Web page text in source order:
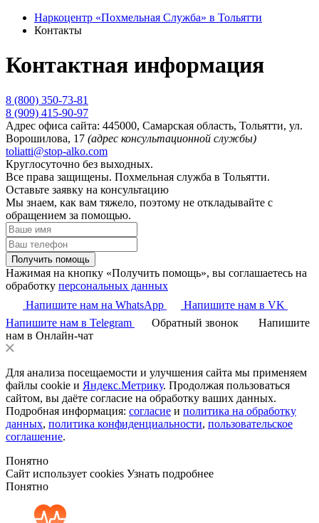
Наркоцентр «Похмельная Служба» в Тольятти
Контакты
Контактная информация
8 (800) 350-73-81
8 (909) 415-90-97
Адрес офиса сайта: 445000, Самарская область, Тольятти, ул.
Ворошилова, 17 (адрес консультационной службы)
toliatti@stop-alko.com
Круглосуточно без выходных.
Все права защищены. Похмельная служба в Тольятти.
Оставьте заявку на консультацию
Мы знаем, как вам тяжело, поэтому не откладывайте с
обращением за помощью.
Получить помощь
Нажимая на кнопку «Получить помощь», вы соглашаетесь на
обработку персональных данных
Напишите нам на WhatsApp
Напишите нам в VK
Напишите нам в Telegram
Обратный звонок
Напишите
нам в Онлайн-чат
Для анализа посещаемости и улучшения сайта мы применяем
файлы cookie и Яндекс.Метрику. Продолжая пользоваться
сайтом, вы даёте согласие на обработку ваших данных.
Подробная информация: согласие и политика на обработку
данных, политика конфиденциальности, пользовательское
соглашение.
Понятно
Сайт использует cookies Узнать подробнее
Понятно